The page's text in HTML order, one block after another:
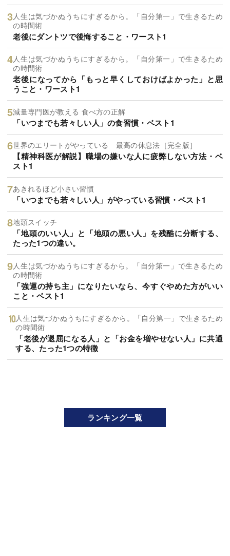
人生は気づかぬうちにすぎるから。「自分第一」で生きるため
の時間術
老後にダントツで後悔すること・ワースト1
人生は気づかぬうちにすぎるから。「自分第一」で生きるため
の時間術
老後になってから「もっと早くしておけばよかった」と思
うこと・ワースト1
減量専門医が教える 食べ方の正解
「いつまでも若々しい人」の食習慣・ベスト1
世界のエリートがやっている 最高の休息法［完全版］
【精神科医が解説】職場の嫌いな人に疲弊しない方法・ベ
スト1
あきれるほど小さい習慣
「いつまでも若々しい人」がやっている習慣・ベスト1
地頭スイッチ
「地頭のいい人」と「地頭の悪い人」を残酷に分断する、
たった1つの違い。
人生は気づかぬうちにすぎるから。「自分第一」で生きるため
の時間術
「強運の持ち主」になりたいなら、今すぐやめた方がいい
こと・ベスト1
人生は気づかぬうちにすぎるから。「自分第一」で生きるため
の時間術
「老後が退屈になる人」と「お金を増やせない人」に共通
する、たった1つの特徴
ランキング一覧